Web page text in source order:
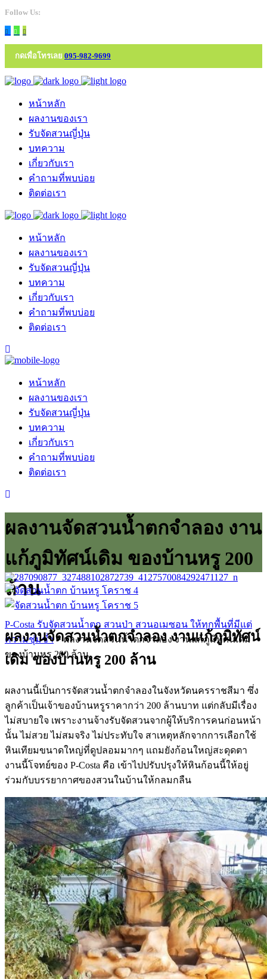
Follow Us:
กดเพื่อโทรเลย 095-982-9699
หน้าหลัก
ผลงานของเรา
รับจัดสวนญี่ปุ่น
บทความ
เกี่ยวกับเรา
คำถามที่พบบ่อย
ติดต่อเรา
หน้าหลัก
ผลงานของเรา
รับจัดสวนญี่ปุ่น
บทความ
เกี่ยวกับเรา
คำถามที่พบบ่อย
ติดต่อเรา
หน้าหลัก
ผลงานของเรา
รับจัดสวนญี่ปุ่น
บทความ
เกี่ยวกับเรา
คำถามที่พบบ่อย
ติดต่อเรา
ผลงานจัดสวนน้ำตกจำลอง งาน
แก้ภูมิทัศน์เดิม ของบ้านหรู 200
ล้าน
P-Costa รับจัดสวนน้ำตก สวนป่า สวนอเมซอน ให้ทุกพื้นที่มีแต่
ความชุ่มช่ำ>ผลงานจัดสวนน้ำตกจำลอง งานแก้ภูมิทัศน์เดิม
ของบ้านหรู 200 ล้าน
ผลงานจัดสวนน้ำตกจำลอง งานแก้ภูมิทัศน์
เดิม ของบ้านหรู 200 ล้าน
ผลงานนี้เป็นการจัดสวนน้ำตกจำลองในจังหวัดนครราชสีมา ซึ่ง
ลูกค้าเป็นเจ้าของบ้านหรูราคากว่า 200 ล้านบาท แต่กลับมีเรื่อง
ไม่สบายใจ เพราะงานจ้างรับจัดสวนจากผู้ให้บริการคนก่อนหน้า
นั้น ไม่สวย ไม่สมจริง ไม่ประทับใจ สาเหตุหลักจากการเลือกใช้
หินเทียมขนาดใหญ่ที่ดูปลอมมากๆ แถมยังก้อนใหญ่สะดุดตา
งานนี้โจทย์ของ P-Costa คือ เข้าไปปรับปรุงให้หินก้อนนี้ให้อยู่
ร่วมกับบรรยากาศของสวนในบ้านให้กลมกลืน